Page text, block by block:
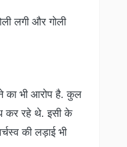
लगी और गोली
का भी आरोप है. कुल
कर रहे थे. इसी के
की लड़ाई भी